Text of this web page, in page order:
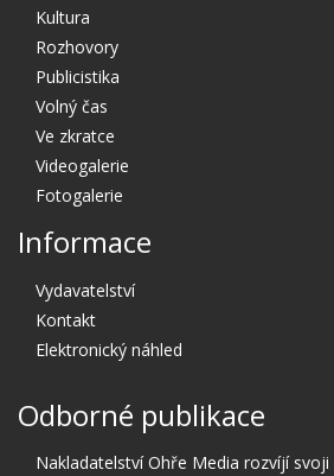
Kultura
Rozhovory
Publicistika
Volný čas
Ve zkratce
Videogalerie
Fotogalerie
Informace
Vydavatelství
Kontakt
Elektronický náhled
Odborné publikace
Nakladatelství Ohře Media rozvíjí